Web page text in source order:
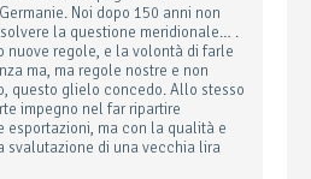
Noi dopo 150 anni non
la questione meridionale… .
nuove regole, e la volontà di farle
ma, ma regole nostre e non
questo glielo concedo. Allo stesso
impegno nel far ripartire
esportazioni, ma con la qualità e
svalutazione di una vecchia lira